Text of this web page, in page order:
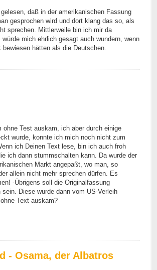
daß in der amerikanischen Fassung
gesprochen wird und dort klang das so, als
sprechen. Mittlerweile bin ich mir da
mich ehrlich gesagt auch wundern, wenn
hätten als die Deutschen.
ohne Test auskam, ich aber durch einige
wurde, konnte ich mich noch nicht zum
ich Deinen Text lese, bin ich auch froh
ich dann stummschalten kann. Da wurde der
Markt angepaßt, wo man, so
allein nicht mehr sprechen dürfen. Es
-Übrigens soll die Originalfassung
Diese wurde dann vom US-Verleih
Text auskam?
- Osama, der Albatros